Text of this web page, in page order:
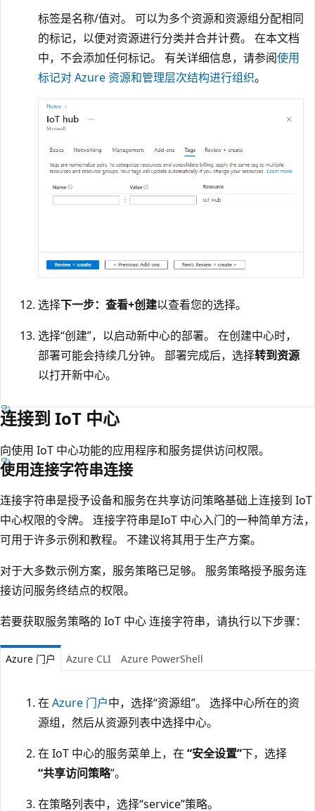
标签是名称/值对。 可以为多个资源和资源组分配相同
的标记，以便对资源进行分类并合并计费。 在本文档
中，不会添加任何标记。 有关详细信息，请参阅使用
标记对 Azure 资源和管理层次结构进行组织。
选择下一步：查看+创建以查看您的选择。
选择“创建”，以启动新中心的部署。 在创建中心时，
部署可能会持续几分钟。 部署完成后，选择转到资源
以打开新中心。
连接到 IoT 中心
向使用 IoT 中心功能的应用程序和服务提供访问权限。
使用连接字符串连接
连接字符串是授予设备和服务在共享访问策略基础上连接到 IoT
中心权限的令牌。 连接字符串是IoT 中心入门的一种简单方法，
可用于许多示例和教程。 不建议将其用于生产方案。
对于大多数示例方案，服务策略已足够。 服务策略授予服务连
接访问服务终结点的权限。
若要获取服务策略的 IoT 中心 连接字符串，请执行以下步骤：
Azure 门户 Azure CLI Azure PowerShell
在 Azure 门户中，选择“资源组”。 选择中心所在的资
源组，然后从资源列表中选择中心。
在 IoT 中心的服务菜单上，在 “安全设置”下，选择
“共享访问策略”。
在策略列表中，选择“service”策略。